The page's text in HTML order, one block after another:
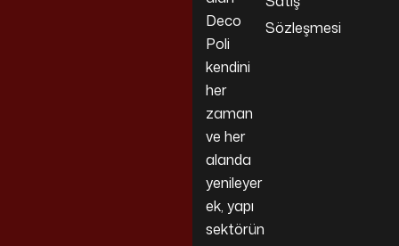
Deco
Poli
kendini
her
zaman
ve her
alanda
yenileyer
ek, yapı
sektörün
Sözleşmesi